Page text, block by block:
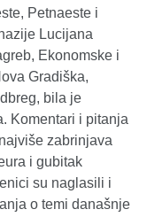
Petnaeste i
Lucijana
Ekonomske i
Gradiška,
bila je
Komentari i pitanja
zabrinjava
i gubitak
su naglasili i
o temi današnje